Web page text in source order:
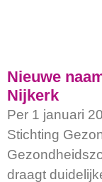
Nieuwe
Nijkerk
Per 1 januari
Stichting
draagt